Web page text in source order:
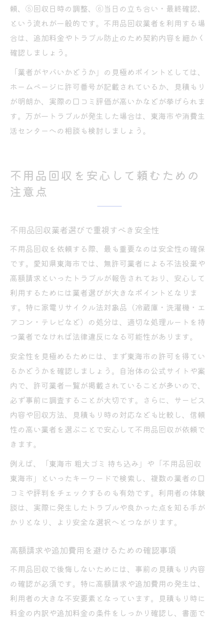
頼、⑤回収日時の調整、⑥当日の立ち合い・最終確認、
という流れが一般的です。不用品回収業者を利用する場
合は、追加料金やトラブル防止のため契約内容を細かく
確認しましょう。
「業者がヤバいかどうか」の見極めポイントとしては、
ホームページに許可番号が記載されているか、見積もり
が明朗か、実際の口コミ評価が高いかなどが挙げられま
す。万が一トラブルが発生した場合は、東海市や消費生
活センターへの相談も検討しましょう。
不用品回収を安心して頼むための
注意点
不用品回収業者選びで重視すべき安全性
不用品回収を依頼する際、最も重要なのは安全性の確保
です。愛知県東海市では、無許可業者による不法投棄や
高額請求といったトラブルが報告されており、安心して
利用するためには業者選びが大きなポイントとなりま
す。特に家電リサイクル法対象品（冷蔵庫・洗濯機・エ
アコン・テレビなど）の処分は、適切な処理ルートを持
つ業者でなければ法律違反になる可能性があります。
安全性を見極めるためには、まず東海市の許可を得てい
るかどうかを確認しましょう。自治体の公式サイトや案
内で、許可業者一覧が掲載されていることが多いので、
必ず事前に調査することが大切です。さらに、サービス
内容や回収方法、見積もり時の対応なども比較し、信頼
性の高い業者を選ぶことで安心して不用品回収が依頼で
きます。
例えば、「東海市 粗大ゴミ 持ち込み」や「不用品回収
東海市」といったキーワードで検索し、複数の業者の口
コミや評判をチェックするのも有効です。利用者の体験
談は、実際に発生したトラブルや良かった点を知る手が
かりとなり、より安全な選択へとつながります。
高額請求や追加費用を避けるための確認事項
不用品回収で後悔しないためには、事前の見積もり内容
の確認が必須です。特に高額請求や追加費用の発生は、
利用者の大きな不安要素となっています。見積もり時に
料金の内訳や追加料金の条件をしっかり確認し、書面で